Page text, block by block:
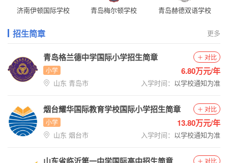
济南伊顿国际学校 青岛梅尔顿学校 青岛赫德双语学校
招生简章 更多
青岛格兰德中学国际小学招生简章
小学
山东 青岛市 入学时间： 以学校通知为准
对比
6.80万元/年
烟台耀华国际教育学校国际小学招生简章
小学
山东 烟台市 入学时间： 以学校通知为准
对比
13.80万元/年
对比